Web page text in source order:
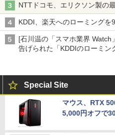
NTTドコモ、エリクソン製の
KDDI、楽天へのローミングを
[石川温の「スマホ業界 Watch
告げられた「KDDIのローミン
Special Site
マウス、RTX
5,000円オフで